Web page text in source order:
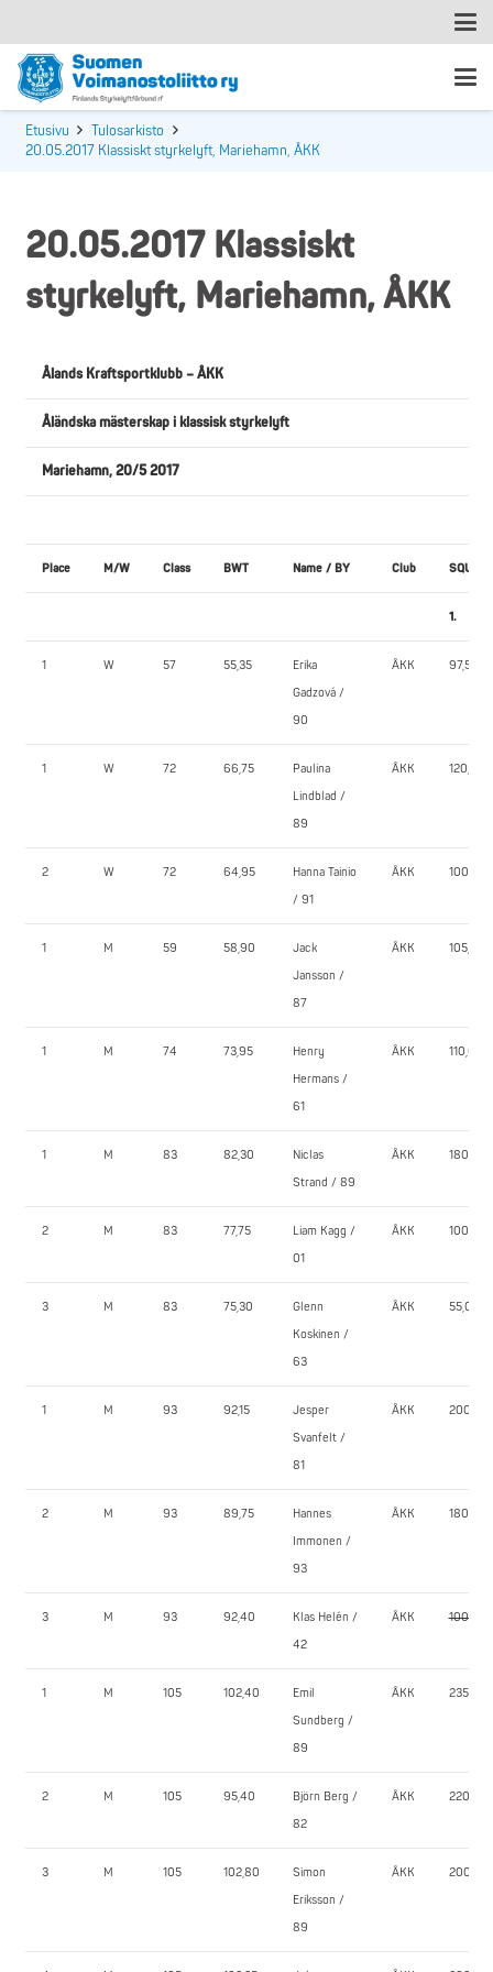
Etusivu
Tulosarkisto
20.05.2017 Klassiskt styrkelyft, Mariehamn, ÅKK
20.05.2017 Klassiskt
styrkelyft, Mariehamn, ÅKK
Ålands Kraftsportklubb – ÅKK
Åländska mästerskap i klassisk styrkelyft
Mariehamn, 20/5 2017
Place M/W Class BWT Name / BY Club SQUAT
1.
1 W 57 55,35
Erika
Gadzová /
90
ÅKK 97,5
1 W 72 66,75
Paulina
Lindblad /
89
ÅKK 120,0
2 W 72 64,95
Hanna Tainio
/ 91
ÅKK 100,0
1 M 59 58,90
Jack
Jansson /
87
ÅKK 105,0
1 M 74 73,95
Henry
Hermans /
61
ÅKK 110,0
1 M 83 82,30
Niclas
Strand / 89
ÅKK 180,0
2 M 83 77,75
Liam Kagg /
01
ÅKK 100,0
3 M 83 75,30
Glenn
Koskinen /
63
ÅKK 55,0
1 M 93 92,15
Jesper
Svanfelt /
81
ÅKK 200,0
2 M 93 89,75
Hannes
Immonen /
93
ÅKK 180,0
3 M 93 92,40
Klas Helén /
42
ÅKK 100,0
1 M 105 102,40
Emil
Sundberg /
89
ÅKK 235,0
2 M 105 95,40
Björn Berg /
82
ÅKK 220,0
3 M 105 102,80
Simon
Eriksson /
89
ÅKK 200,0